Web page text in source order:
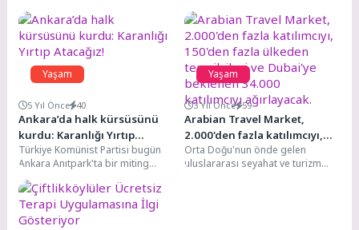
Yaşam
5 Yıl Önce 40
Ankara’da halk kürsüsünü
kurdu: Karanlığı Yırtıp
Atacağız!
Türkiye Komünist Partisi bugün
Ankara Anıtpark'ta bir miting
düzenledi. Mitingde TKP Genel
Sekreteri Kemal Okuyan,...
Yaşam
3 Yıl Önce 59
Arabian Travel Market,
2.000'den fazla katılımcıyı,
150'den fazla ülkeden
temsilcileri ve Dubai'ye
Orta Doğu'nun önde gelen
uluslararası seyahat ve turizm